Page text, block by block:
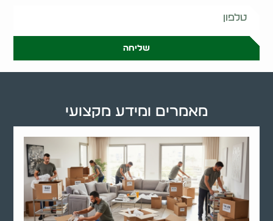
שליחה
מאמרים ומידע מקצועי